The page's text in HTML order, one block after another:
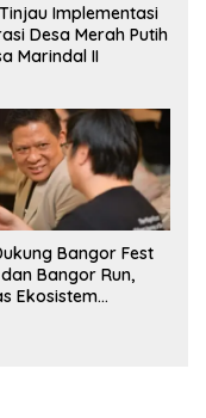
Tinjau Implementasi
Desa Merah Putih
Marindal II
Bangor Fest
Bangor Run,
Ekosistem